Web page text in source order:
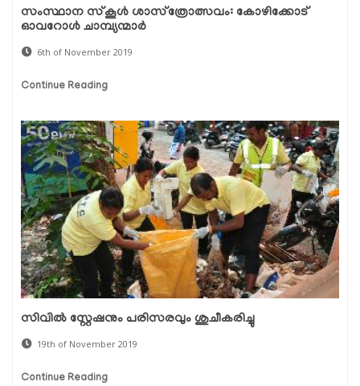
സംസ്ഥാന സ്‌കൂള്‍ ശാസ്‌ത്രോത്സവം: കോഴിക്കോട്
ഓവറോള്‍ ചാമ്പ്യന്മാര്‍
6th of November 2019
Continue Reading
സിവില്‍ സ്റ്റേഷനും പരിസരവും ശുചീകരിച്ചു
19th of November 2019
Continue Reading